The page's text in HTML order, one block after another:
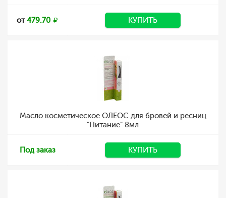
от479.70 КУПИТЬ
Масло косметическое ОЛЕОС для бровей и ресниц
"Питание" 8мл
Под заказ КУПИТЬ